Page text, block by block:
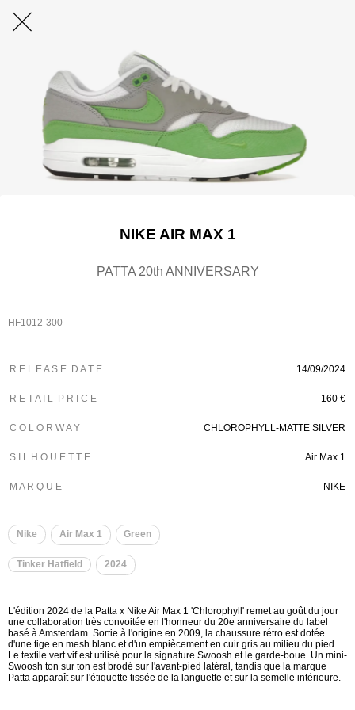
NIKE AIR MAX 1
PATTA 20th ANNIVERSARY
HF1012-300
R E L E A S E D A T E 14/09/2024
R E T A I L P R I C E 160 €
C O L O R W A Y CHLOROPHYLL-MATTE SILVER
S I L H O U E T T E Air Max 1
M A R Q U E NIKE
Nike Air Max 1 Green
Tinker Hatfield 2024
L'édition 2024 de la Patta x Nike Air Max 1 'Chlorophyll' remet au goût du jour
une collaboration très convoitée en l'honneur du 20e anniversaire du label
basé à Amsterdam. Sortie à l'origine en 2009, la chaussure rétro est dotée
d'une tige en mesh blanc et d'un empiècement en cuir gris au milieu du pied.
Le textile vert vif est utilisé pour la signature Swoosh et le garde-boue. Un mini-
Swoosh ton sur ton est brodé sur l'avant-pied latéral, tandis que la marque
Patta apparaît sur l'étiquette tissée de la languette et sur la semelle intérieure.